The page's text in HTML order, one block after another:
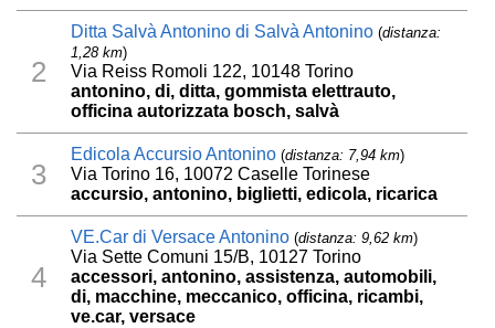
2
Ditta Salvà Antonino di Salvà Antonino (distanza:
1,28 km)
Via Reiss Romoli 122, 10148 Torino
antonino, di, ditta, gommista elettrauto,
officina autorizzata bosch, salvà
3
Edicola Accursio Antonino (distanza: 7,94 km)
Via Torino 16, 10072 Caselle Torinese
accursio, antonino, biglietti, edicola, ricarica
4
VE.Car di Versace Antonino (distanza: 9,62 km)
Via Sette Comuni 15/B, 10127 Torino
accessori, antonino, assistenza, automobili,
di, macchine, meccanico, officina, ricambi,
ve.car, versace